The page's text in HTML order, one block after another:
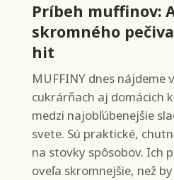
Príbeh muffinov:
skromného
hit
MUFFINY dnes nájdeme
cukrárňach aj domácich
medzi najobľúbenejšie
svete. Sú praktické,
na stovky spôsobov. Ich
oveľa skromnejšie, než